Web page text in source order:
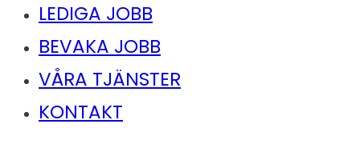
LEDIGA JOBB
BEVAKA JOBB
VÅRA TJÄNSTER
KONTAKT